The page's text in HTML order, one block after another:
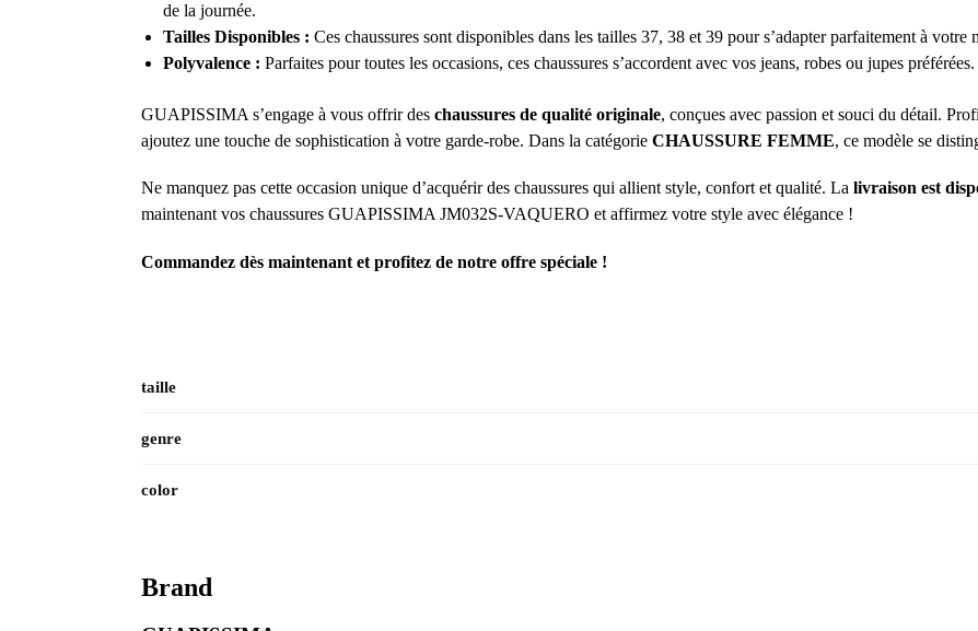
de la journée.
Tailles Disponibles : Ces chaussures sont disponibles dans les tailles 37, 38 et 39 pour s’adapter parfaitement à votre
Polyvalence : Parfaites pour toutes les occasions, ces chaussures s’accordent avec vos jeans, robes ou jupes préférées.
GUAPISSIMA s’engage à vous offrir des chaussures de qualité originale, conçues avec passion et souci du détail.
ajoutez une touche de sophistication à votre garde-robe. Dans la catégorie CHAUSSURE FEMME, ce modèle se
Ne manquez pas cette occasion unique d’acquérir des chaussures qui allient style, confort et qualité. La livraison est
maintenant vos chaussures GUAPISSIMA JM032S-VAQUERO et affirmez votre style avec élégance !
Commandez dès maintenant et profitez de notre offre spéciale !
taille
genre
color
Brand